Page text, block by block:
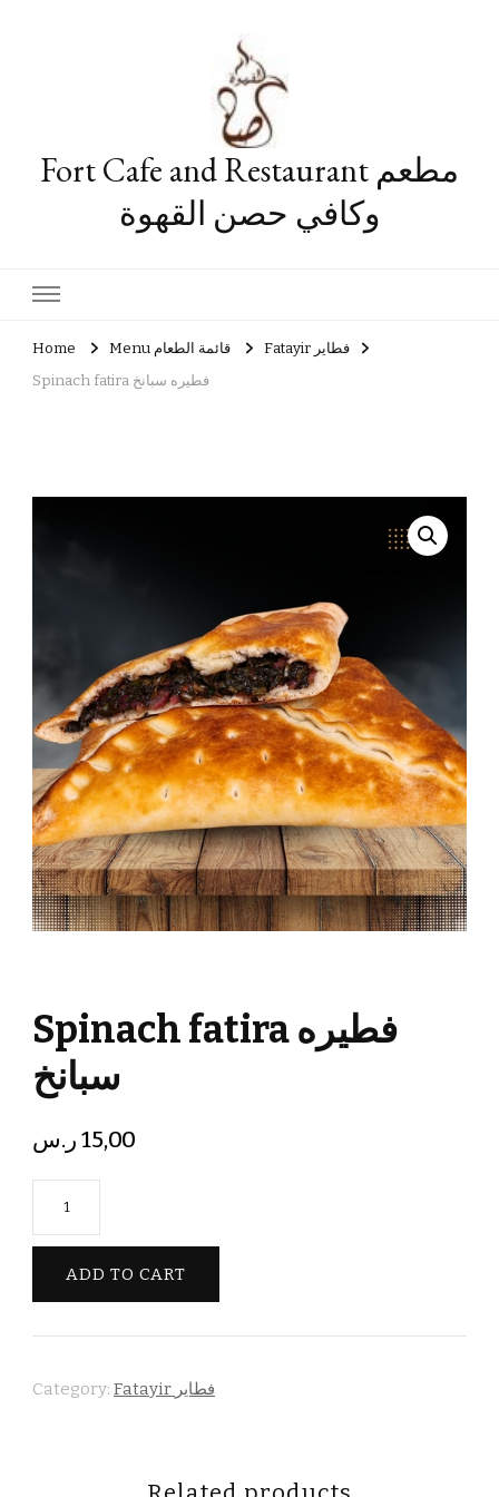
Fort Cafe and Restaurant مطعم
وكافي حصن القهوة
Home Menu قائمة الطعام
Fatayir فطاير
Spinach fatira فطيره سبانخ
Spinach fatira فطيره
سبانخ
15,00 ر.س
ADD TO CART
Category: Fatayir فطاير